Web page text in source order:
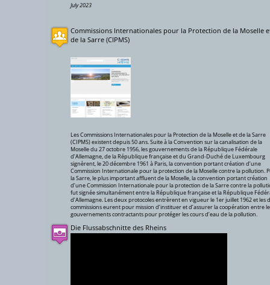
July 2023
Commissions Internationales pour la Protection de la Moselle
de la Sarre (CIPMS)
Les Commissions Internationales pour la Protection de la Moselle et de la Sarre
(CIPMS) existent depuis 50 ans. Suite à la Convention sur la canalisation de la
Moselle du 27 octobre 1956, les gouvernements de la République Fédérale
d’Allemagne, de la République française et du Grand-Duché de Luxembourg
signèrent, le 20 décembre 1961 à Paris, la convention portant création d’une
Commission Internationale pour la protection de la Moselle contre la pollution.
la Sarre, le plus important affluent de la Moselle, la convention portant création
d’une Commission Internationale pour la protection de la Sarre contre la
fut signée simultanément entre la République française et la République
d’Allemagne. Les deux protocoles entrèrent en vigueur le 1er juillet 1962 et les
commissions eurent pour mission d’instituer et d’assurer la coopération entre
gouvernements contractants pour protéger les cours d’eau de la pollution.
Die Flussabschnitte des Rheins